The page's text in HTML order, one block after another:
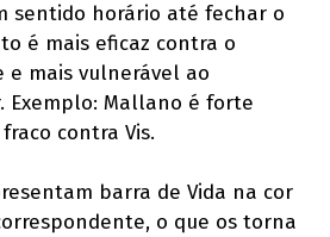
sentido horário até fechar o
é mais eficaz contra o
mais vulnerável ao
Mallano é forte
contra Vis.
barra de Vida na cor
o que os torna